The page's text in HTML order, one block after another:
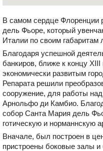
В самом сердце Флоренции
дель Фьоре, который
Италии по своим габаритам
Благодаря успешной
банкиров, ближе к концу
экономически развитым
Репарата решили
сооружение, для работы
Арнольфо ди Камбио.
собор Санта Мария дель
готическую и норманнскую
Вначале, был построен в
пристроены боковые залы